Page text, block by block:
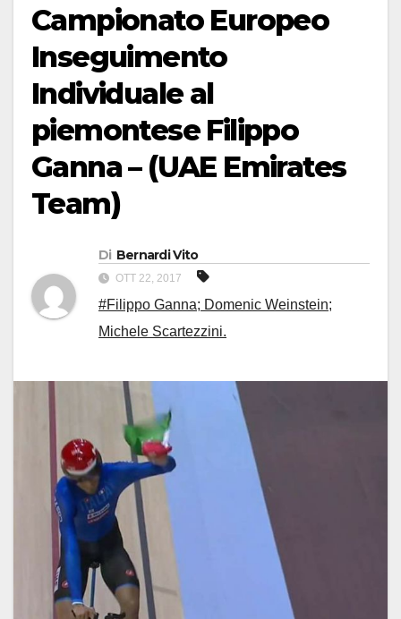
Campionato Europeo
Inseguimento
Individuale al
piemontese Filippo
Ganna – (UAE Emirates
Team)
Di Bernardi Vito
OTT 22, 2017
#Filippo Ganna; Domenic Weinstein;
Michele Scartezzini.